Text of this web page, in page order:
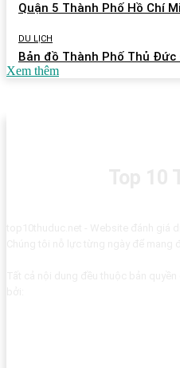
Quận 5 Thành Phố Hồ Chí
DU LỊCH
Bản đồ Thành Phố Thủ
Xem thêm